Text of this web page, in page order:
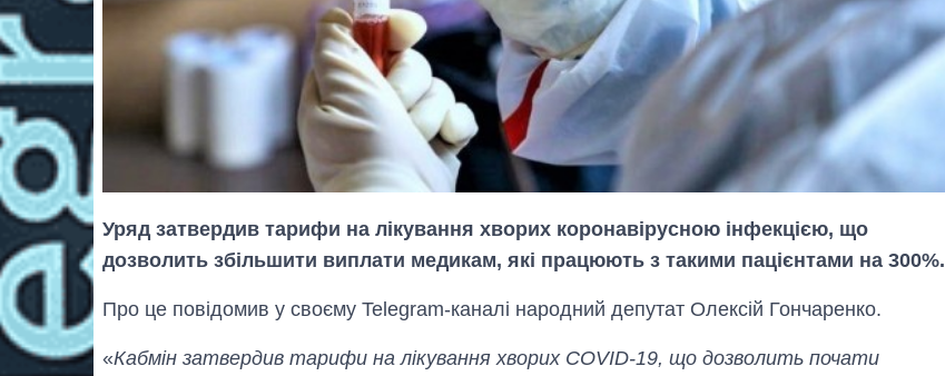
Уряд затвердив тарифи на лікування хворих коронавірусною інфекцією, що
дозволить збільшити виплати медикам, які працюють з такими пацієнтами на 300%.
Про це повідомив у своєму Telegram-каналі народний депутат Олексій Гончаренко.
«Кабмін затвердив тарифи на лікування хворих COVID-19, що дозволить почати